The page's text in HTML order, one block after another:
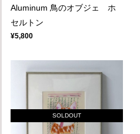
Aluminum 鳥のオブジェ ホ
セルトン
¥5,800
SOLDOUT